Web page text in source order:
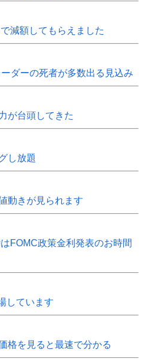
減額してもらえました
ダーの死者が多数出る見込み
が台頭してきた
し放題
動きが見られます
FOMC政策金利発表のお時間
しています
格を見ると最速で分かる